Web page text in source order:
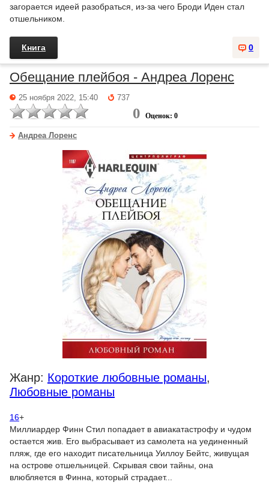
загорается идеей разобраться, из-за чего Броди Иден стал
отшельником.
0
Книга
Обещание плейбоя - Андреа Лоренс
25 ноября 2022, 15:40 737
0 Оценок: 0
Андреа Лоренс
Жанр: Короткие любовные романы,
Любовные романы
16+
Миллиардер Финн Стил попадает в авиакатастрофу и чудом
остается жив. Его выбрасывает из самолета на уединенный
пляж, где его находит писательница Уиллоу Бейтс, живущая
на острове отшельницей. Скрывая свои тайны, она
влюбляется в Финна, который страдает...